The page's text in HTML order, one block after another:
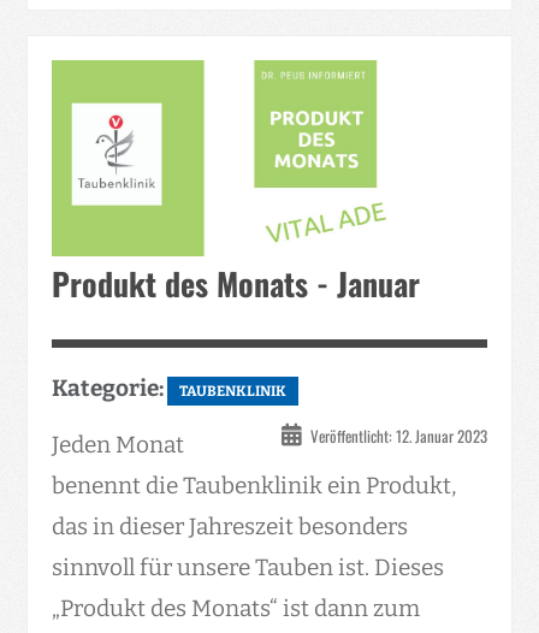
Produkt des Monats - Januar
Kategorie: TAUBENKLINIK
Veröffentlicht: 12. Januar 2023
Jeden Monat
benennt die Taubenklinik ein Produkt,
das in dieser Jahreszeit besonders
sinnvoll für unsere Tauben ist. Dieses
„Produkt des Monats“ ist dann zum